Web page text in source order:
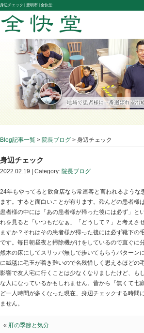
身辺チェック | 豊明市 | 全快堂
Blog記事一覧>院長ブログ> 身辺チ
身辺チェック
2022.02.19 | Category:院長ブログ
24年もやってると飲食店なら常連客
ます。すると面白いことが有ります
患者様の中には「あの患者様が帰っ
れを見ると「いつもだなぁ」「どう